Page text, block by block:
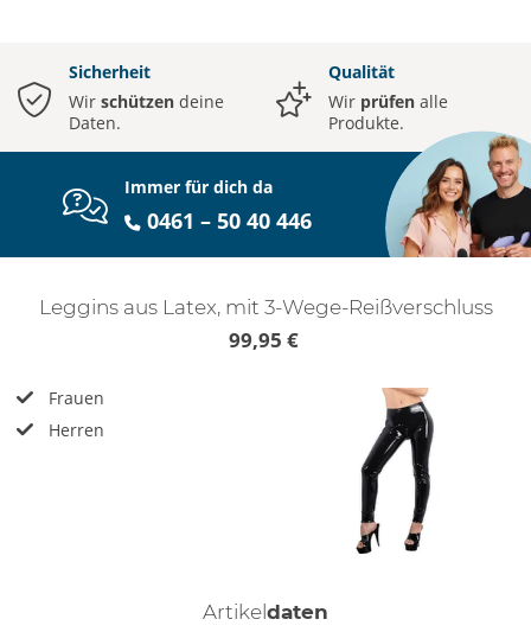
Sicherheit
Wir schützen deine
Daten.
Qualität
Wir prüfen alle
Produkte.
Immer für dich da
0461 – 50 40 446
Leggins aus Latex, mit 3-Wege-Reißverschluss
99,95 €
Frauen
Herren
Artikel daten